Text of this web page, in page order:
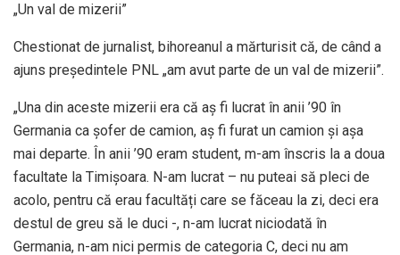
„Un val de mizerii”
Chestionat de jurnalist, bihoreanul a mărturisit că, de când a
ajuns președintele PNL „am avut parte de un val de mizerii”.
„Una din aceste mizerii era că aș fi lucrat în anii ’90 în
Germania ca șofer de camion, aș fi furat un camion și așa
mai departe. În anii ’90 eram student, m-am înscris la a doua
facultate la Timișoara. N-am lucrat – nu puteai să pleci de
acolo, pentru că erau facultăți care se făceau la zi, deci era
destul de greu să le duci -, n-am lucrat niciodată în
Germania, n-am nici permis de categoria C, deci nu am